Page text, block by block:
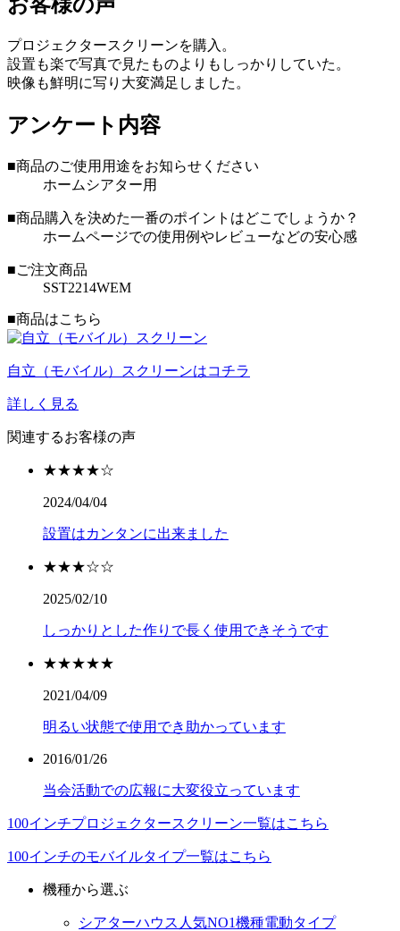
プロジェクタースクリーンを購入。
設置も楽で写真で見たものよりもしっかりしていた。
映像も鮮明に写り大変満足しました。
アンケート内容
■商品のご使用用途をお知らせください
ホームシアター用
■商品購入を決めた一番のポイントはどこでしょうか？
ホームページでの使用例やレビューなどの安心感
■ご注文商品
SST2214WEM
■商品はこちら
自立（モバイル）スクリーンはコチラ
詳しく見る
関連するお客様の声
★★★★☆
2024/04/04
設置はカンタンに出来ました
★★★☆☆
2025/02/10
しっかりとした作りで長く使用できそうです
★★★★★
2021/04/09
明るい状態で使用でき助かっています
2016/01/26
当会活動での広報に大変役立っています
100インチプロジェクタースクリーン一覧はこちら
100インチのモバイルタイプ一覧はこちら
機種から選ぶ
シアターハウス人気NO1機種電動タイプ